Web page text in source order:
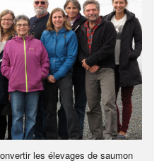
les élevages de saumon